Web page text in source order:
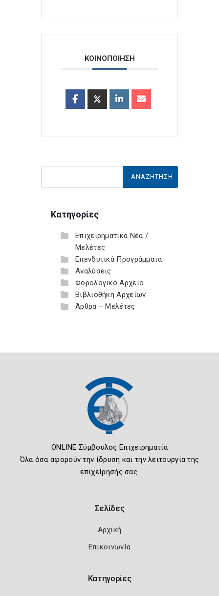
ΚΟΙΝΟΠΟΙΗΣΗ
Κατηγορίες
Επιχειρηματικά Νέα /
Μελέτες
Επενδυτικά Προγράμματα
Αναλύσεις
Φορολογικό Αρχείο
Βιβλιοθήκη Αρχείων
Άρθρα – Μελέτες
ONLINE Σύμβουλος Επιχειρηματία
Όλα όσα αφορούν την ίδρυση και την λειτουργία της
επιχείρησής σας.
Σελίδες
Αρχική
Επικοινωνία
Κατηγορίες